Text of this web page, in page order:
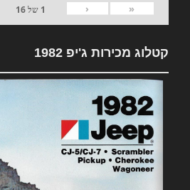
«
‹
1 של16
קטלוג מכירות ג'יפ 1982